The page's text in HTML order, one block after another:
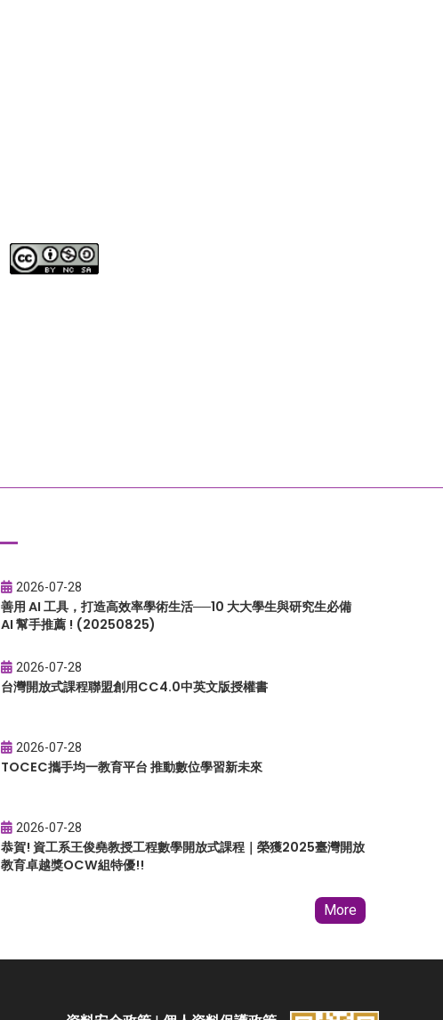
2026-07-28
善用 AI 工具，打造高效率學術生活──10 大大學生與研究生必備
AI 幫手推薦 ! (20250825)
2026-07-28
台灣開放式課程聯盟創用CC4.0中英文版授權書
2026-07-28
TOCEC攜手均一教育平台 推動數位學習新未來
2026-07-28
恭賀! 資工系王俊堯教授工程數學開放式課程｜榮獲2025臺灣開放
教育卓越獎OCW組特優!!
More